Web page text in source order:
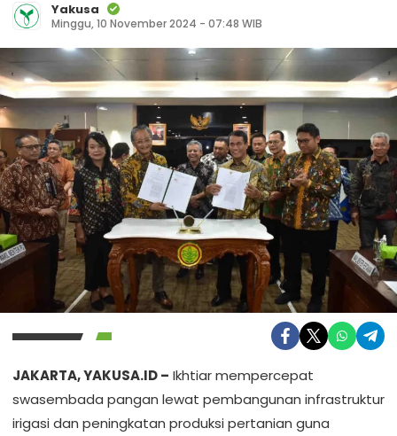
Yakusa
Minggu, 10 November 2024 - 07:48 WIB
JAKARTA, YAKUSA.ID – Ikhtiar mempercepat
swasembada pangan lewat pembangunan infrastruktur
irigasi dan peningkatan produksi pertanian guna